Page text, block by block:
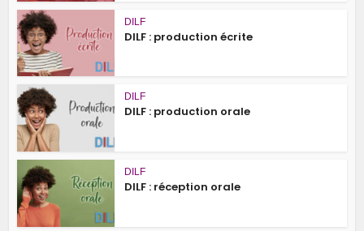
DILF
DILF : production écrite
DILF
DILF : production orale
DILF
DILF : réception orale